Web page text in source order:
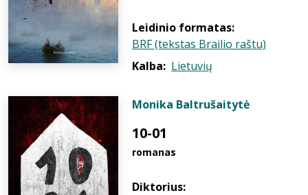
Leidinio formatas:
BRF (tekstas Brailio raštu)
Kalba: Lietuvių
Monika Baltrušaitytė
10-01
romanas
Diktorius: